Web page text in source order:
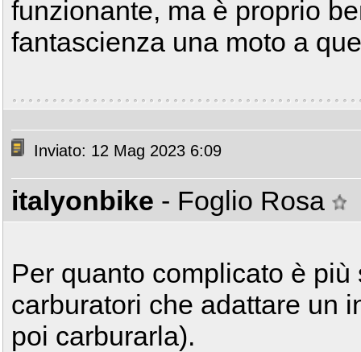
funzionante, ma è proprio
fantascienza una moto a
Inviato: 12 Mag 2023 6:09
italyonbike - Foglio Rosa
Per quanto complicato è
carburatori che adattare un
poi carburarla).